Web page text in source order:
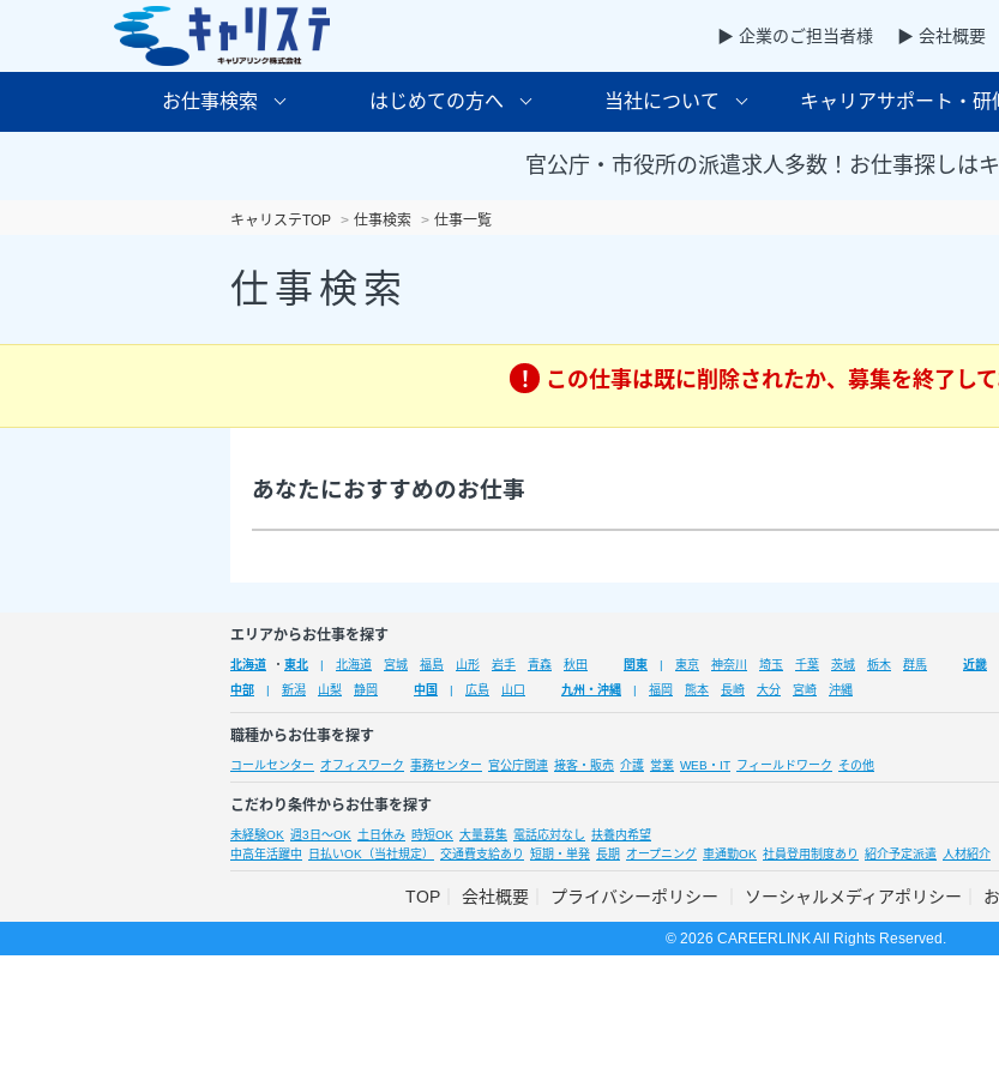
▶ 企業のご担当者様 ▶ 会社概要
お仕事検索 はじめての方へ 当社について キャリアサポート・研
官公庁・市役所の派遣求人多数！お仕事探しは
キャリステTOP 仕事検索 仕事一覧
仕事検索
この仕事は既に削除されたか、募集を終了して
あなたにおすすめのお仕事
エリアからお仕事を探す
北海道 ・ 東北 北海道 宮城 福島 山形 岩手 青森 秋田 関東 東京 神奈川 埼玉 千葉 茨城 栃木 群馬 近畿
中部
新潟 山梨 静岡 中国 広島 山口 九州・沖縄 福岡 熊本 長崎 大分 宮崎 沖縄
職種からお仕事を探す
コールセンター オフィスワーク 事務センター 官公庁関連 接客・販売 介護 営業 WEB・IT フィールドワーク その他
こだわり条件からお仕事を探す
未経験OK 週3日～OK 土日休み 時短OK 大量募集 電話応対なし 扶養内希望
中高年活躍中
日払いOK（当社規定） 交通費支給あり 短期・単発 長期 オープニング 車通勤OK 社員登用制度あり 紹介予定派遣 人材紹介
TOP 会社概要 プライバシーポリシー ソーシャルメディアポリシー
© 2026 CAREERLINK All Rights Reserved.